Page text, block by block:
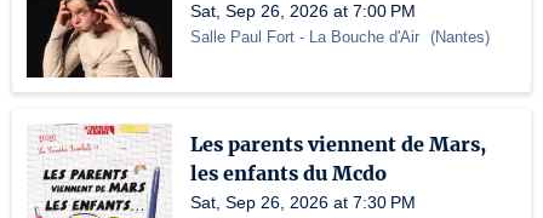
Sat, Sep 26, 2026 at 7:00 PM
Salle Paul Fort - La Bouche d'Air (Nantes)
Les parents viennent de Mars,
les enfants du Mcdo
Sat, Sep 26, 2026 at 7:30 PM